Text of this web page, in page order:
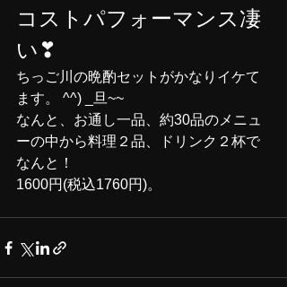
コストパフォーマンス凄
い❣
ちっご川の晩酌セットがかなりイケて
ます。 ^^) _旦~~
なんと、お通し一品、約30品のメニュ
ーの中から料理２品、ドリンク２杯で
なんと！
1600円(税込1760円)。